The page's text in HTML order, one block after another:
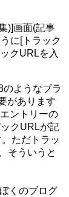
)]画面(記事
に[トラック
クURLを入
のようなブラ
があります
ントリーの
クURLが記
ただトラッ
そういうと
くのブログ